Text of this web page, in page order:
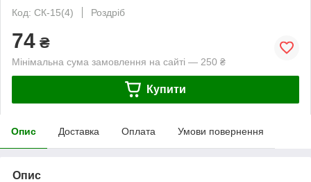
Код: СК-15(4)
Роздріб
74 ₴
Мінімальна сума замовлення на сайті — 250 ₴
Купити
Опис Доставка Оплата Умови повернення
Опис